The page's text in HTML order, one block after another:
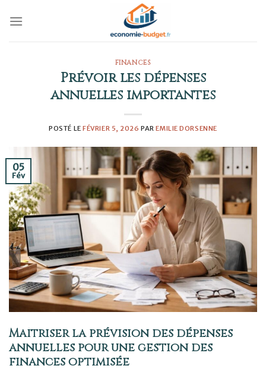
FINANCES
Prévoir les dépenses
annuelles importantes
POSTÉ LEFÉVRIER 5, 2026 PAREMILIE DORSENNE
05
Fév
Maîtriser la prévision des dépenses
annuelles pour une gestion des
finances optimisée